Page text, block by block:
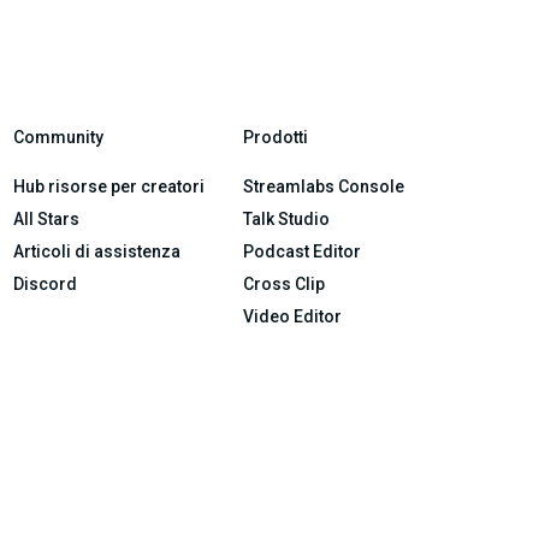
Community
Hub risorse per creatori
All Stars
Articoli di assistenza
Discord
Prodotti
Streamlabs Console
Talk Studio
Podcast Editor
Cross Clip
Video Editor